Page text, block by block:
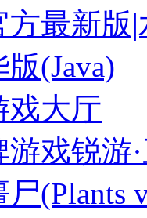
方最新版
(Java)
戏大厅
戏锐游
(Plants